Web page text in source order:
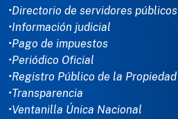
•Directorio de servidores públicos
•Información judicial
•Pago de impuestos
•Periódico Oficial
•Registro Público de la Propiedad
•Transparencia
•Ventanilla Única Nacional